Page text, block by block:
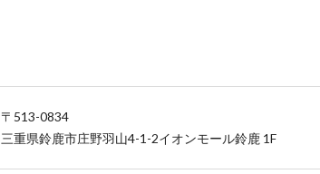
〒513-0834
三重県鈴鹿市庄野羽山4-1-2イオンモール鈴鹿 1F